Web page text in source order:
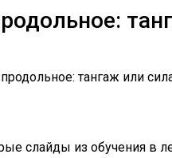
тангаж или
слайды из обучения в